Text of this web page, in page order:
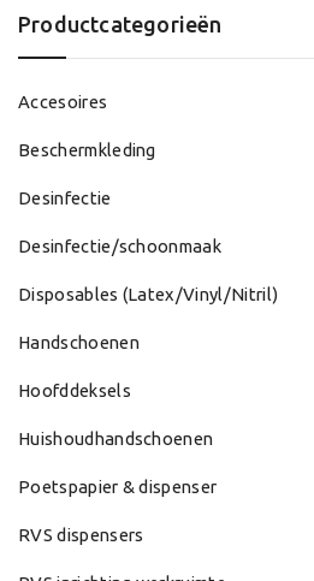
Productcategorieën
Accesoires
Beschermkleding
Desinfectie
Desinfectie/schoonmaak
Disposables (Latex/Vinyl/Nitril)
Handschoenen
Hoofddeksels
Huishoudhandschoenen
Poetspapier & dispenser
RVS dispensers